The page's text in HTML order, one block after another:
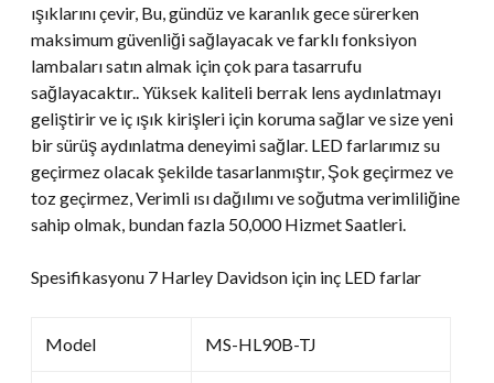
ışıklarını çevir, Bu, gündüz ve karanlık gece sürerken
maksimum güvenliği sağlayacak ve farklı fonksiyon
lambaları satın almak için çok para tasarrufu
sağlayacaktır.. Yüksek kaliteli berrak lens aydınlatmayı
geliştirir ve iç ışık kirişleri için koruma sağlar ve size yeni
bir sürüş aydınlatma deneyimi sağlar. LED farlarımız su
geçirmez olacak şekilde tasarlanmıştır, Şok geçirmez ve
toz geçirmez, Verimli ısı dağılımı ve soğutma verimliliğine
sahip olmak, bundan fazla 50,000 Hizmet Saatleri.
Spesifikasyonu 7 Harley Davidson için inç LED farlar
Model MS-HL90B-TJ